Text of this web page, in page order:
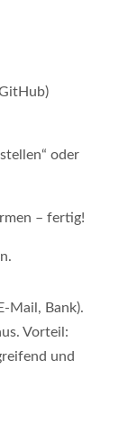
oder
– fertig!
Mail, Bank).
Vorteil:
und